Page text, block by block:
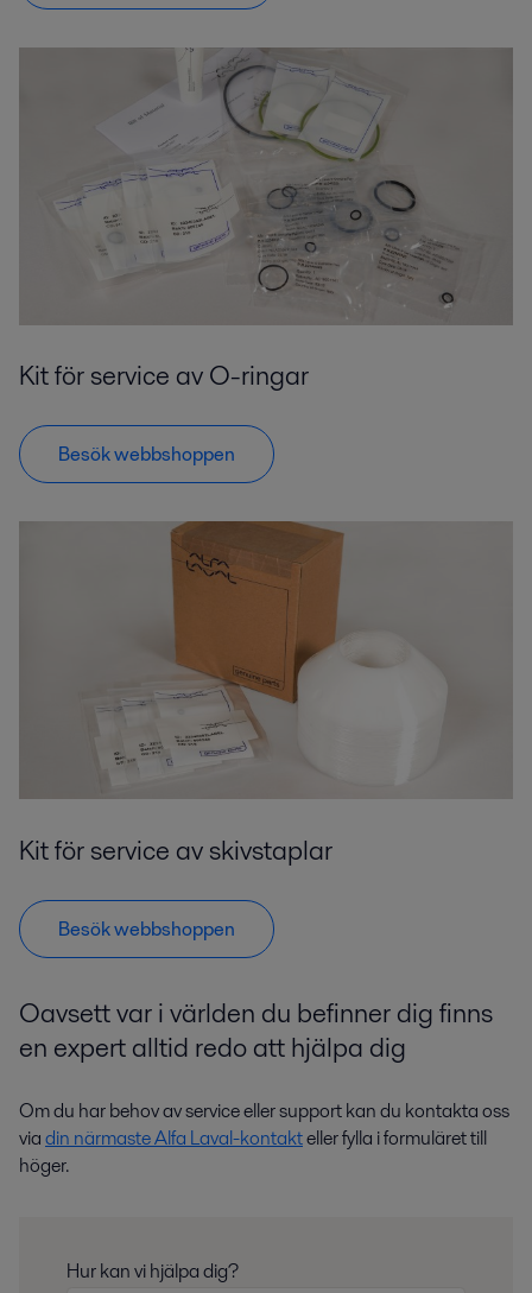
Kit för service av O-ringar
Besök webbshoppen
Kit för service av skivstaplar
Besök webbshoppen
Oavsett var i världen du befinner dig finns
en expert alltid redo att hjälpa dig
Om du har behov av service eller support kan du kontakta oss
viadin närmaste Alfa Laval-kontakteller fylla i formuläret till
höger.
Hur kan vi hjälpa dig?